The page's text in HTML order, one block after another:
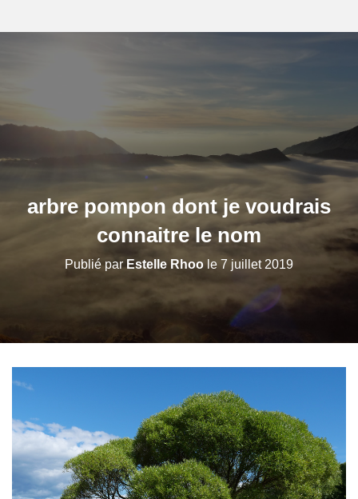
arbre pompon dont je voudrais
connaitre le nom
Publié par Estelle Rhoo le 7 juillet 2019